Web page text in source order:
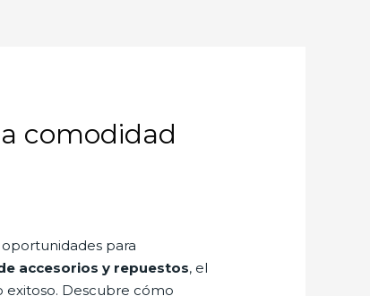
comodidad
para
accesorios y repuestos, el
exitoso. Descubre cómo